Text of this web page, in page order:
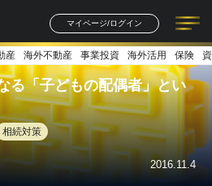
マイページ/ログイン
記事一覧 連載一覧
著者一覧 書籍一覧
産 海外不動産 事業投資 海外活用 保険
る「子どもの配偶者」とい
相続対策
2016.11.4